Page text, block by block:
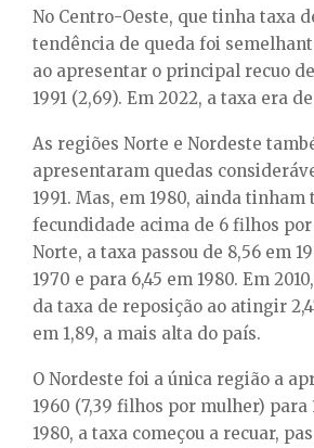
No Centro-Oeste, que tinha taxa
tendência de queda foi
ao apresentar o principal recuo
1991 (2,69). Em 2022, a taxa era de
As regiões Norte e Nordeste
apresentaram quedas
1991. Mas, em 1980, ainda tinham
fecundidade acima de 6 filhos
Norte, a taxa passou de 8,56 em
1970 e para 6,45 em 1980. Em
da taxa de reposição ao atingir
em 1,89, a mais alta do país.
O Nordeste foi a única região a
1960 (7,39 filhos por mulher) para
1980, a taxa começou a recuar,